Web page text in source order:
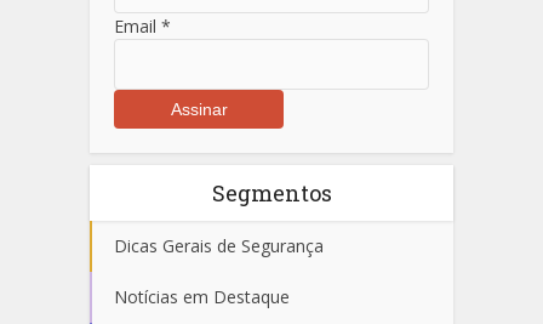
Email *
Segmentos
Dicas Gerais de Segurança
Notícias em Destaque